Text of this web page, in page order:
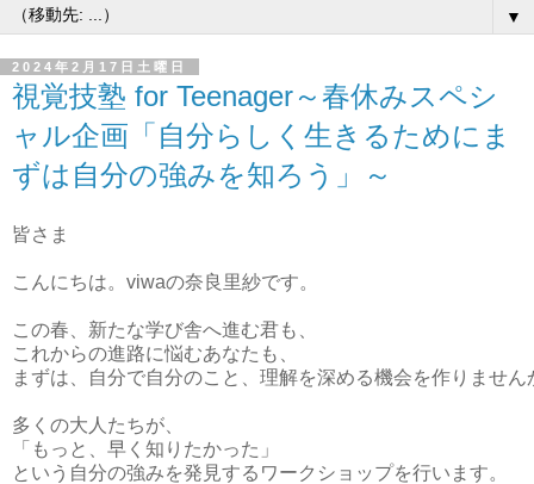
▼
2024年2月17日土曜日
視覚技塾 for Teenager～春休みスペシ
ャル企画「自分らしく生きるためにま
ずは自分の強みを知ろう」～
皆さま
こんにちは。viwaの奈良里紗です。
この春、新たな学び舎へ進む君も、
これからの進路に悩むあなたも、
まずは、自分で自分のこと、理解を深める機会を作りません
多くの大人たちが、
「もっと、早く知りたかった」
という自分の強みを発見するワークショップを行います。